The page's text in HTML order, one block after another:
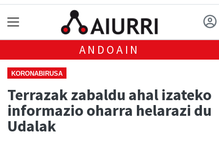
ANDOAIN
KORONABIRUSA
Terrazak zabaldu ahal izateko
informazio oharra helarazi du
Udalak